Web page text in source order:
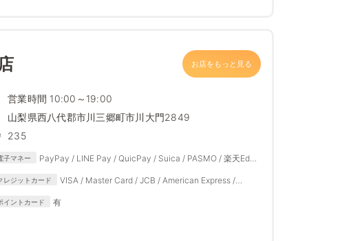
お店をもっと見る
営業時間 10:00～19:00
山梨県西八代郡市川三郷町市川大門2849
235
子マネー
PayPay / LINE Pay / QuicPay / Suica / PASMO / 楽天Edy /
レジットカード
VISA / Master Card / JCB / American Express /
イントカード 有